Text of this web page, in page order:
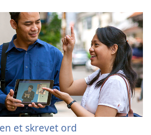
et skrevet ord